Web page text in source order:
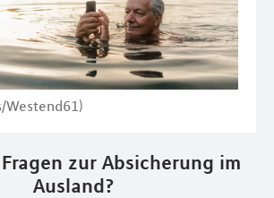
Westend61)
zur Absicherung im
Ausland?